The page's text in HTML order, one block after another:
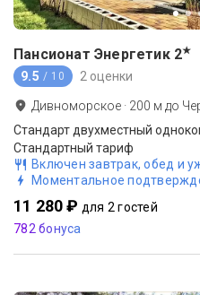
Пансионат Энергетик 2★
9.5 / 10 2 оценки
Дивноморское · 200 м до
Стандартный тариф
Включен завтрак, обед и
Моментальное
11 280 ₽ для 2 гостей
782 бонуса